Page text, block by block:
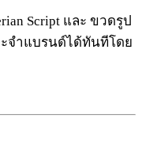
Script และ ขวดรูป
จำแบรนด์ได้ทันทีโดย